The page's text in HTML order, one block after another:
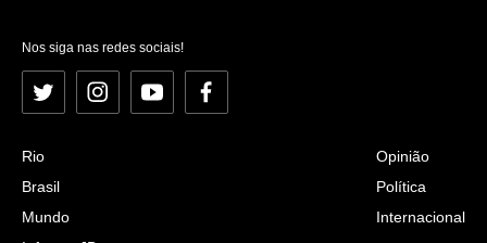
Nos siga nas redes sociais!
Twitter InstagramYouTubeFacebook
Rio
Brasil
Mundo
Opinião
Política
Internacional